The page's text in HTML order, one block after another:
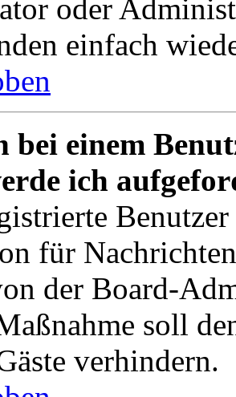
oder
einfach
bei einem
ich
für
der Board-
soll
verhindern.